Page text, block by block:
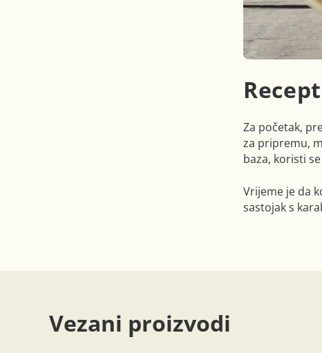
Za početak,
za pripremu,
baza, koristi se
Vrijeme je da
sastojak s
Vezani proizvodi